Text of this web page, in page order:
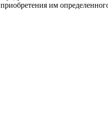
приобретения им